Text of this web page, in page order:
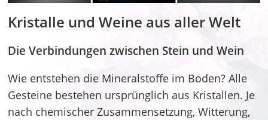
Kristalle und Weine aus aller Welt
Die Verbindungen zwischen Stein und Wein
Wie entstehen die Mineralstoffe im Boden? Alle
Gesteine bestehen ursprünglich aus Kristallen. Je
nach chemischer Zusammensetzung, Witterung,